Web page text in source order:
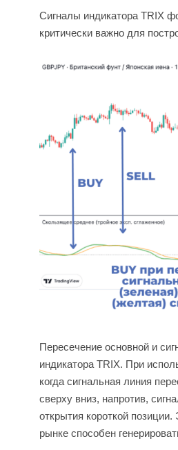
Сигналы индикатора TRIX
критически важно для
Пересечение основной и
индикатора TRIX. При
когда сигнальная линия
сверху вниз, напротив,
открытия короткой
рынке способен